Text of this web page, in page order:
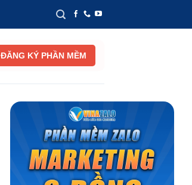
ĐĂNG KÝ PHẦN MỀM